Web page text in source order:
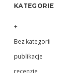
KATEGORIE
+
Bez kategorii
publikacje
recenzje